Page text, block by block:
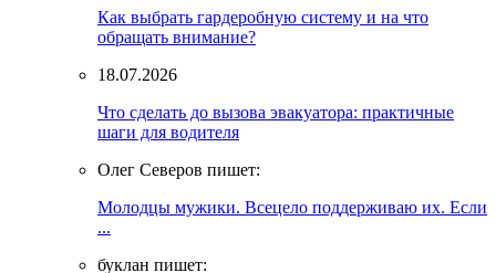
Как выбрать гардеробную систему и на что
обращать внимание?
18.07.2026
Что сделать до вызова эвакуатора: практичные
шаги для водителя
Олег Северов пишет:
Молодцы мужики. Всецело поддерживаю их. Если
...
буклан пишет: